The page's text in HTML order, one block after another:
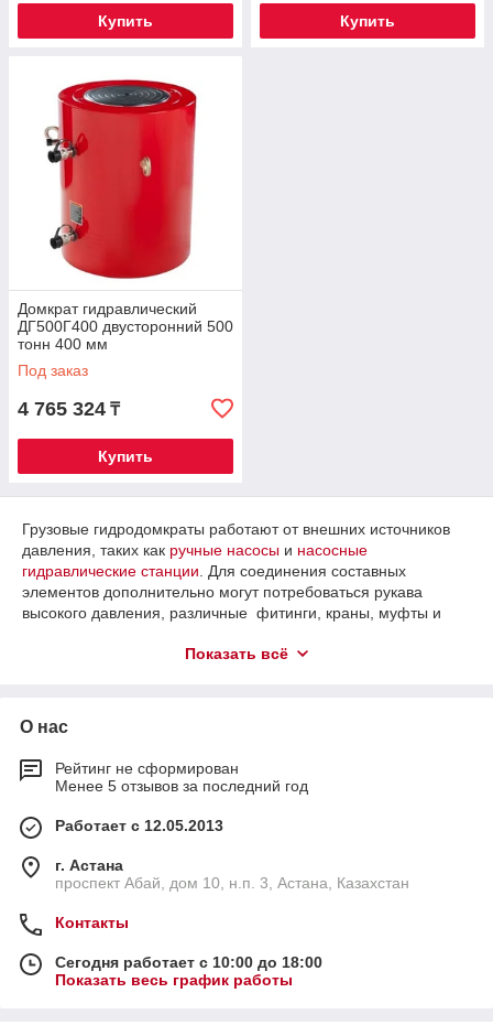
Купить Купить
Домкрат гидравлический
ДГ500Г400 двусторонний 500
тонн 400 мм
Под заказ
4 765 324 ₸
Купить
Грузовые гидродомкраты работают от внешних источников
давления, таких как ручные насосы и насосные
гидравлические станции . Для соединения составных
элементов дополнительно могут потребоваться рукава
высокого давления, различные фитинги, краны, муфты и
правильного подбора комплектующих рекомендуем
оборудования, вы можете обратиться за консультацией к
вариант под ваши нужды. В случае отсутствия оборудования
с требуемыми параметрами, возможно изготовление
техническим заданием. Мы всегда готовы к диалогу и
Показать всё
О нас
Рейтинг не сформирован
Менее 5 отзывов за последний год
Работает с 12.05.2013
г. Астана
проспект Абай, дом 10, н.п. 3, Астана, Казахстан
Контакты
Сегодня работает с 10:00 до 18:00
Показать весь график работы